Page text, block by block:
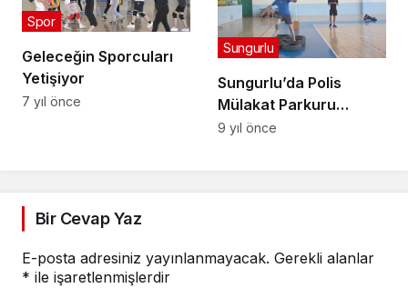
Geleceğin Sporcuları
Yetişiyor
Spor
7 yıl önce
Sungurlu’da Polis
Mülakat Parkuru
Kuruldu
Sungurlu
9 yıl önce
Bir Cevap Yaz
E-posta adresiniz yayınlanmayacak. Gerekli alanlar
* ile işaretlenmişlerdir